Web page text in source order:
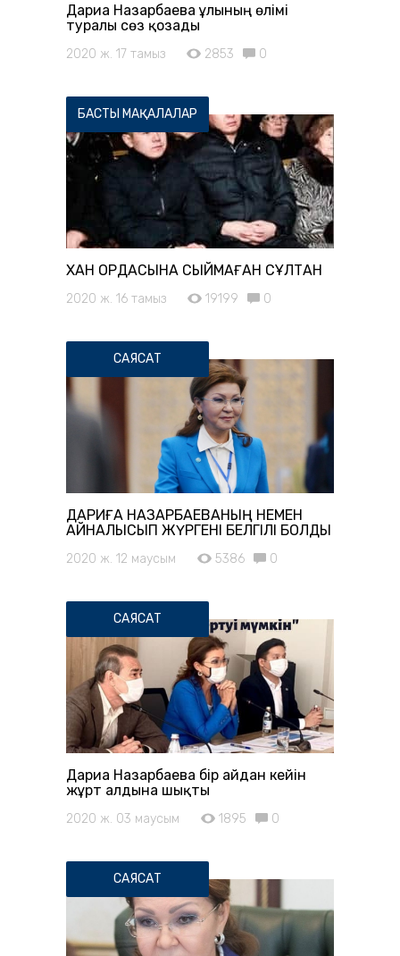
Дариға Назарбаева ұлының өлімі
туралы сөз қозғады
2020 ж. 17 тамыз 2853 0
БАСТЫ МАҚАЛАЛАР
ХАН ОРДАСЫНА СЫЙМАҒАН СҰЛТАН
2020 ж. 16 тамыз 19199 0
САЯСАТ
ДАРИҒА НАЗАРБАЕВАНЫҢ НЕМЕН
АЙНАЛЫСЫП ЖҮРГЕНІ БЕЛГІЛІ БОЛДЫ
2020 ж. 12 маусым 5386 0
САЯСАТ
Дариға Назарбаева бір айдан кейін
жұрт алдына шықты
2020 ж. 03 маусым 1895 0
САЯСАТ